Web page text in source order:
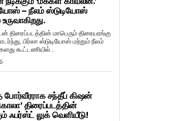
– நீலம் ஸ்டுடியோஸ்
திரைப்படத்தின் மாபெரும் திரையரங்கு
பிர்லா ஸ்டுடியோஸ் மற்றும் நீலம்
கூட்டணியில்...
போர்வீரராக சந்தீப் கிஷன்
திரைப்படத்தின்
ஃபர்ஸ்ட் லுக் வெளியீடு!